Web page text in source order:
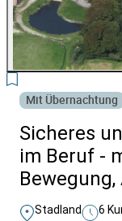
Mit Übernachtung
Sicheres
im Beruf -
Stadland 6